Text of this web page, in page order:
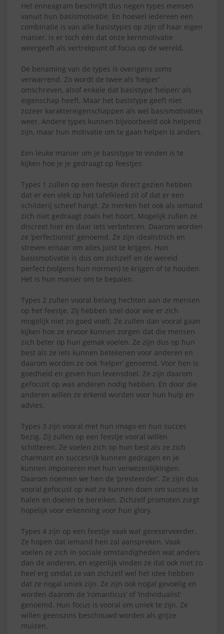
Het enneagram beschrijft dus negen types mensen
vanuit hun basismotivatie. En hoewel iedereen een
combinatie is van alle basistypes op zijn of haar eigen
manier, is er toch één dat onze kernmotivatie
weergeeft als vertrekpunt of focus op de wereld.
De benaming van de types is overigens soms
verwarrend. Zo wordt de twee als ‘helper’
omschreven, alsof enkele dat basistype ‘helpen’ als
eigenschap heeft. Maar het basistype geeft niet
zozeer karaktereigenschappen als wel basismotivaties
weer. Andere types kunnen bijvoorbeeld ook helpend
zijn, maar hun motivatie om te gaan helpen is anders.
Een leuke manier om je basistype te vinden is te
kijken hoe je je gedraagt op feestjes:
Types 1 zullen op een feestje direct gezien hebben
dat er een vlek op het tafelkleed zit of dat er een
schilderij scheef hangt. Ze merken het ook als iemand
zich niet gedraagt zoals het hoort. Mogelijk zullen ze
discreet hier en daar iets verbeteren. Daarom worden
ze ‘perfectionist’ genoemd. Ze zijn idealistisch en
streven ernaar om alles juist te krijgen. Hun
basismotivatie is dus om zichzelf en de wereld
perfect (volgens hun normen) te krijgen of te houden.
Het is hun manier om te bepalen.
Types 2 zullen vooral belang hechten aan de mensen
op het feestje. Zij hebben snel door wie er zich
mogelijk niet zo goed voelt. Ze zullen dan vooral gaan
kijken hoe ze ervoor kunnen zorgen dat die mensen
zich beter op hun gemak voelen. Ze zijn dus op hun
best als ze iets kunnen betekenen voor anderen en
daarom worden ze ook ‘helper’ genoemd. Voor hen is
goedheid en geven hun levensdoel. Ze zijn daarom
gefocust op was anderen nodig hebben. En door die
anderen willen ze erkend worden voor hun hulp en
advies.
Types 3 zijn vooral met hun imago en hun succes
bezig. Zij zullen op een feestje vooral willen
schitteren. Ze voelen zich op hun best als ze zich
charmant en succesrijk kunnen gedragen en je
kunnen imponeren met hun verwezenlijkingen.
Daarom noemen we hen de ‘presteerder’. Ze zijn dus
vooral gefocust op wat ze kunnen doen om succes te
halen en doelen te bereiken. Zichzelf promoten zorgt
hopelijk voor erkenning voor hun glory.
Types 4 zijn op een feestje vaak wat gereserveerder.
Ze hopen dat iemand hen zal aanspreken. Vaak
voelen ze zich in sociale omstandigheden wat anders
dan de anderen, en eigenlijk vinden ze dat ook niet zo
heel erg omdat ze van zichzelf wel het idee hebben
dat ze nogal uniek zijn. Ze zijn ook nogal gevoelig en
worden daarom de ‘romanticus’ of ‘individualist’
genoemd. Hun focus is vooral om uniek te zijn. Ze
willen geenszins beschouwd worden als grijze
muizen.